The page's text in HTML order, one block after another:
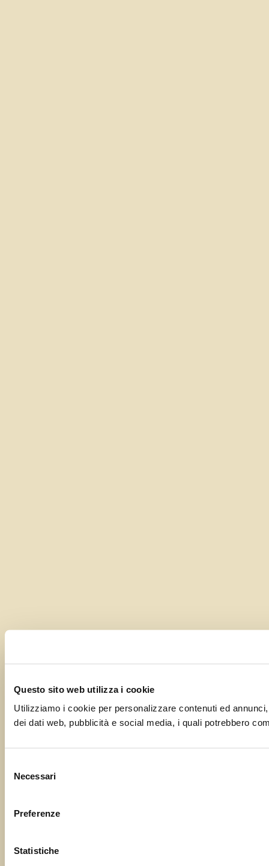
Questo sito web utilizza i cookie
Utilizziamo i cookie per personalizzare contenuti ed
dei dati web, pubblicità e social media, i quali potrebbero
delNecessari
Preferenze
Statistiche